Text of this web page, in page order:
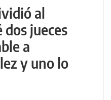
al
jueces
a
y uno lo